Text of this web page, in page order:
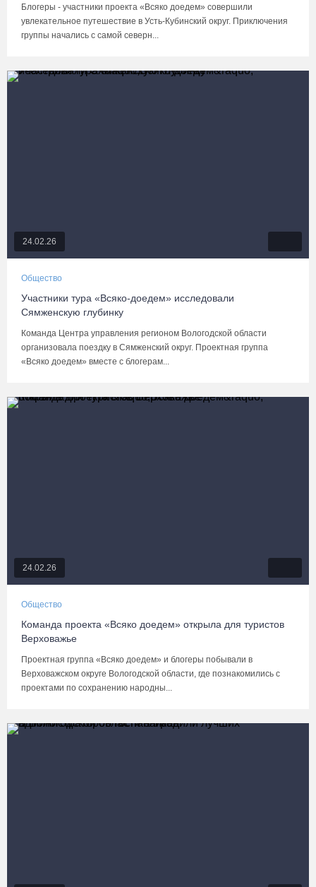
Блогеры - участники проекта «Всяко доедем» совершили
увлекательное путешествие в Усть-Кубинский округ. Приключения
группы начались с самой северн...
24.02.26
Общество
Участники тура «Всяко-доедем» исследовали
Сямженскую глубинку
Команда Центра управления регионом Вологодской области
организовала поездку в Сямженский округ. Проектная группа
«Всяко доедем» вместе с блогерам...
24.02.26
Общество
Команда проекта «Всяко доедем» открыла для туристов
Верховажье
Проектная группа «Всяко доедем» и блогеры побывали в
Верховажском округе Вологодской области, где познакомились с
проектами по сохранению народны...